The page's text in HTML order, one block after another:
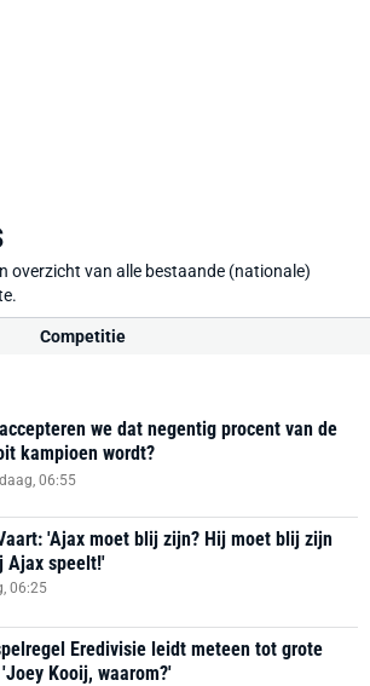
overzicht van alle bestaande (nationale)
Competitie
we dat negentig procent van de
kampioen wordt?
06:55
'Ajax moet blij zijn? Hij moet blij zijn
Ajax speelt!'
06:25
Eredivisie leidt meteen tot grote
Kooij, waarom?'